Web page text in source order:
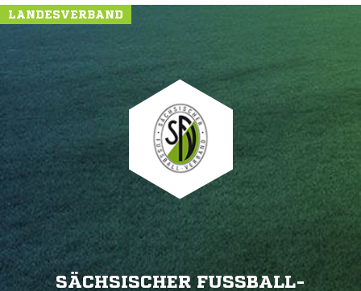
LANDESVERBAND
SÄCHSISCHER FUSSBALL-V